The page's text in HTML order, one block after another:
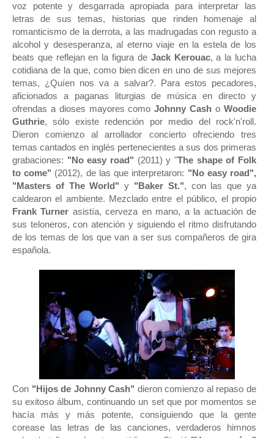
voz potente y desgarrada apropiada para interpretar las
letras de sus temas, historias que rinden homenaje al
romanticismo de la derrota, a las madrugadas con regusto a
alcohol y desesperanza, al eterno viaje en la estela de los
beats que reflejan en la figura de Jack Kerouac, a la lucha
cotidiana de la que, como bien dicen en uno de sus mejores
temas, ¿Quíen nos va a salvar?. Para estos pecadores,
aficionados a paganas liturgias de música en directo y
ofrendas a dioses mayores comoJohnny Casho Woodie
Guthrie, sólo existe redención por medio del rock'n'roll.
Dieron comienzo al arrollador concierto ofreciendo tres
temas cantados en inglés pertenecientes a sus dos primeras
grabaciones: "No easy road" (2011) y "The shape of Folk
to come" (2012), de las que interpretaron: "No easy road",
"Masters of The World"y "Baker St.", con las que ya
caldearon el ambiente. Mezclado entre el público, el propio
Frank Turner asistía, cerveza en mano, a la actuación de
sus teloneros, con atención y siguiendo el ritmo disfrutando
de los temas de los que van a ser sus compañeros de gira
española.
Con "Hijos de Johnny Cash" dieron comienzo al repaso de
su exitoso álbum, continuando un set que por momentos se
hacía más y más potente, consiguiendo que la gente
corease las letras de las canciones, verdaderos himnos